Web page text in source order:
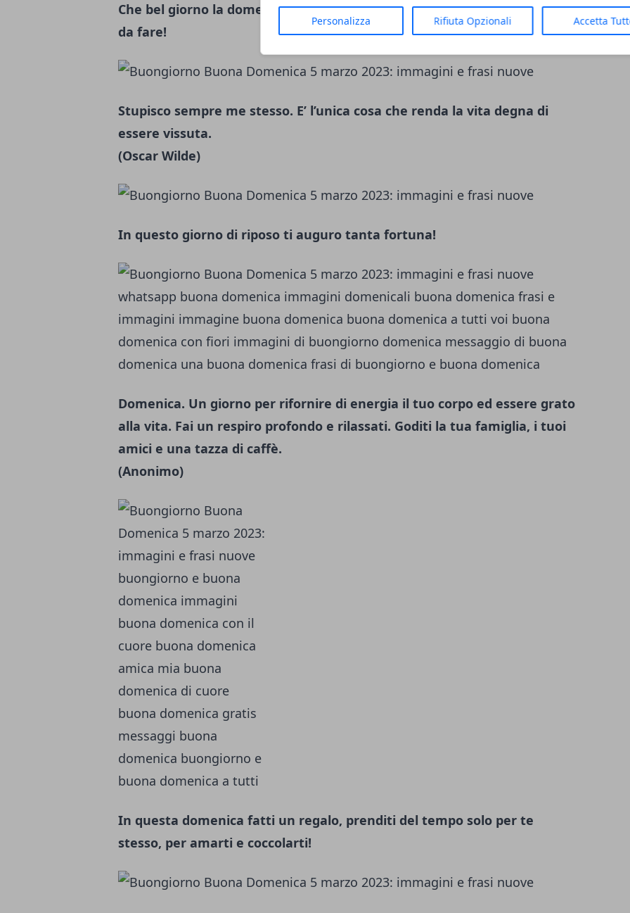
Personalizza Rifiuta Opzionali Accetta
Che bel giorno la domenica, senza sveglia, senza impegni, senza nulla
da fare!
Stupisco sempre me stesso. E’ l’unica cosa che renda la vita degna di
essere vissuta.
(Oscar Wilde)
In questo giorno di riposo ti auguro tanta fortuna!
Domenica. Un giorno per rifornire di energia il tuo corpo ed essere grato
alla vita. Fai un respiro profondo e rilassati. Goditi la tua famiglia, i tuoi
amici e una tazza di caffè.
(Anonimo)
In questa domenica fatti un regalo, prenditi del tempo solo per te
stesso, per amarti e coccolarti!